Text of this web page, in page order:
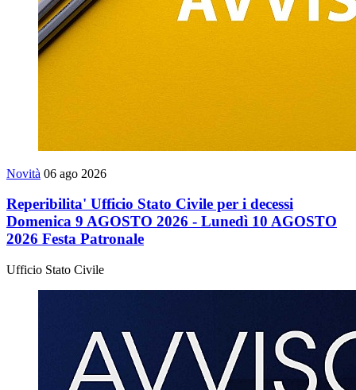
Novità 06 ago 2026
Reperibilita' Ufficio Stato Civile per i decessi
Domenica 9 AGOSTO 2026 - Lunedì 10 AGOSTO
2026 Festa Patronale
Ufficio Stato Civile